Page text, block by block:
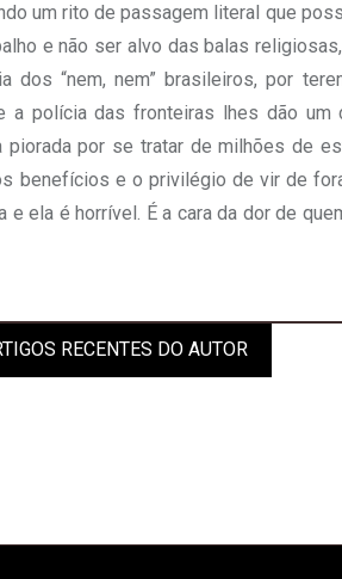
um rito de passagem literal que
e não ser alvo das balas
dos “nem, nem” brasileiros, por
a polícia das fronteiras lhes dão
piorada por se tratar de milhões de
benefícios e o privilégio de vir de
e ela é horrível. É a cara da dor de
RECENTES DO AUTOR